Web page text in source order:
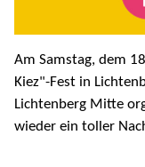
Am Samstag, dem
Kiez"-Fest in
Lichtenberg Mitte
wieder ein toller